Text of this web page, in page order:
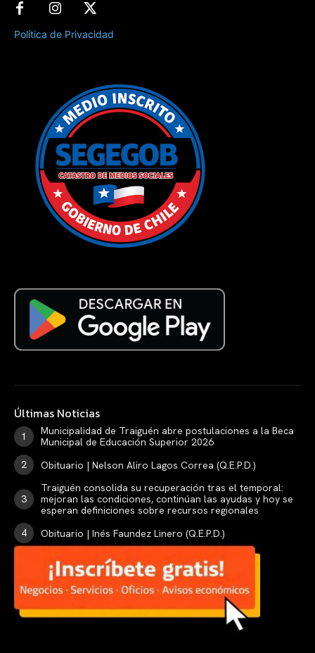
Política de Privacidad
Últimas Noticias
Municipalidad de Traiguén abre postulaciones a la Beca
Municipal de Educación Superior 2026
Obituario | Nelson Aliro Lagos Correa (Q.E.P.D.)
Traiguén consolida su recuperación tras el temporal:
mejoran las condiciones, continúan las ayudas y hoy se
esperan definiciones sobre recursos regionales
Obituario | Inés Faundez Linero (Q.E.P.D.)